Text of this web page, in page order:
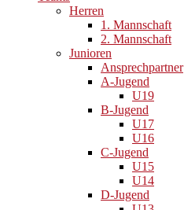
Herren
1. Mannschaft
2. Mannschaft
Junioren
Ansprechpartner
A-Jugend
U19
B-Jugend
U17
U16
C-Jugend
U15
U14
D-Jugend